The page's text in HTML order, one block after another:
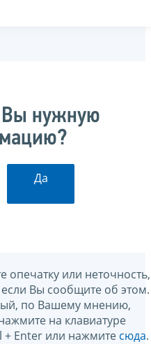
нужную
Да
опечатку или неточность,
Вы сообщите об этом.
по Вашему мнению,
на клавиатуре
Enter или нажмите сюда.